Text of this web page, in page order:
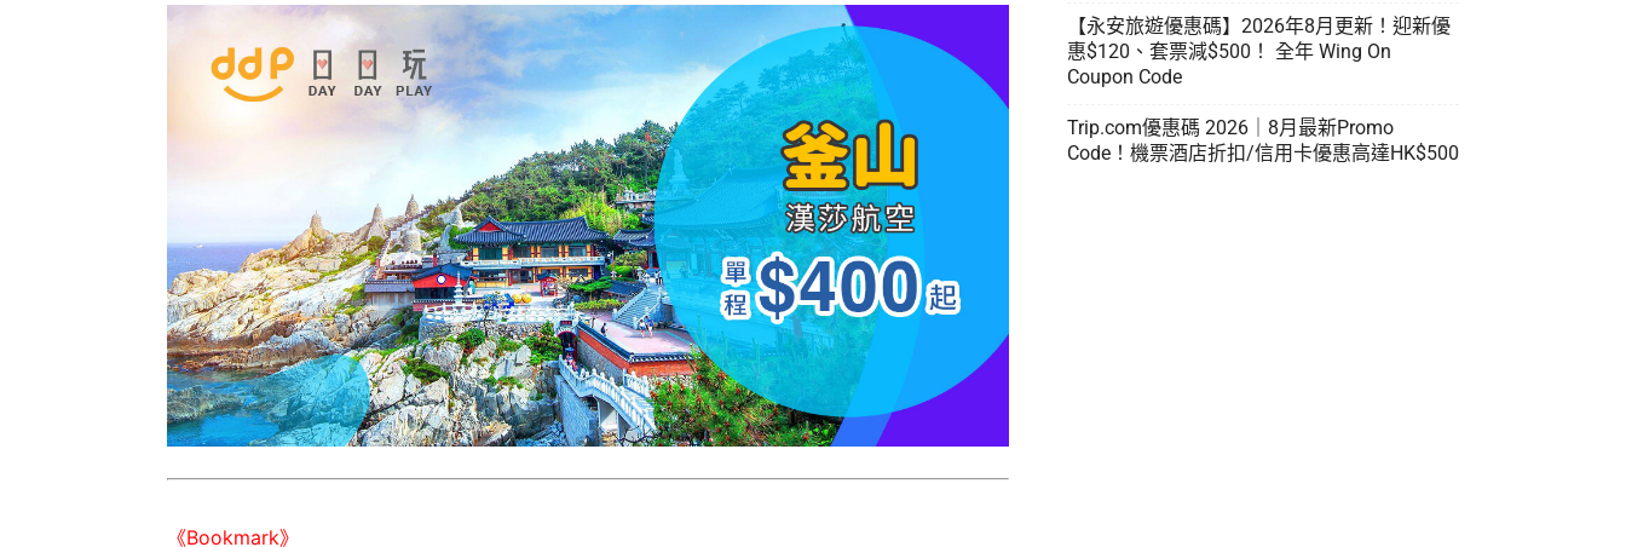
《Bookmark》
【永安旅遊優惠碼】2026年8月更新！迎新優
惠$120、套票減$500！ 全年 Wing On
Coupon Code
Trip.com優惠碼 2026｜8月最新Promo
Code！機票酒店折扣/信用卡優惠高達HK$500